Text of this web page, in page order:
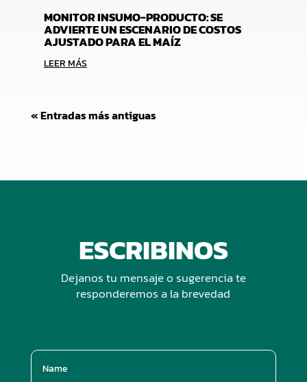
MONITOR INSUMO-PRODUCTO: SE
ADVIERTE UN ESCENARIO DE COSTOS
AJUSTADO PARA EL MAÍZ
LEER MÁS
« Entradas más antiguas
ESCRIBINOS
Dejanos tu mensaje o sugerencia te
responderemos a la brevedad